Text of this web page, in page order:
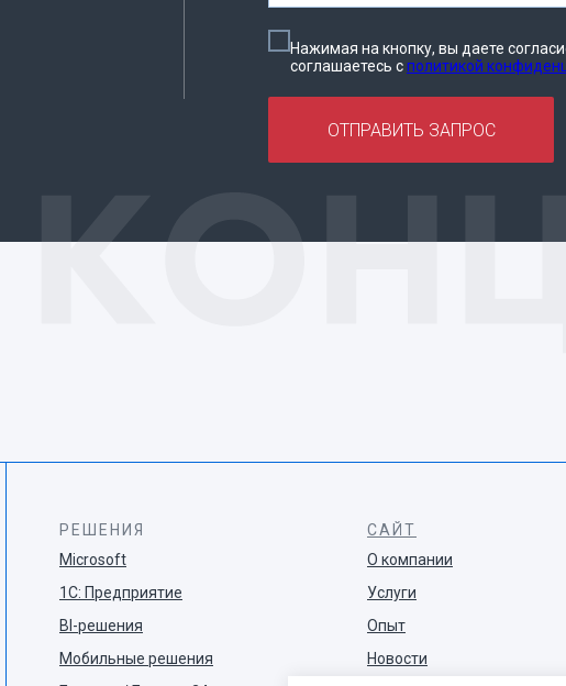
Нажимая на кнопку, вы даете
соглашаетесь cполитикой
ОТПРАВИТЬ ЗАПРОС
РЕШЕНИЯ
Microsoft
1С: Предприятие
BI-решения
Мобильные решения
САЙТ
О компании
Услуги
Опыт
Новости